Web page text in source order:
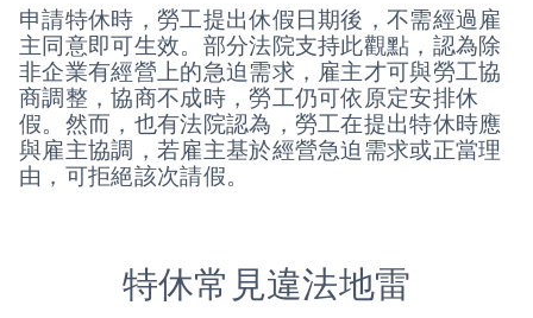
申請特休時，勞工提出休假日期後，不需經過雇
主同意即可生效。部分法院支持此觀點，認為除
非企業有經營上的急迫需求，雇主才可與勞工協
商調整，協商不成時，勞工仍可依原定安排休
假。然而，也有法院認為，勞工在提出特休時應
與雇主協調，若雇主基於經營急迫需求或正當理
由，可拒絕該次請假。
特休常見違法地雷